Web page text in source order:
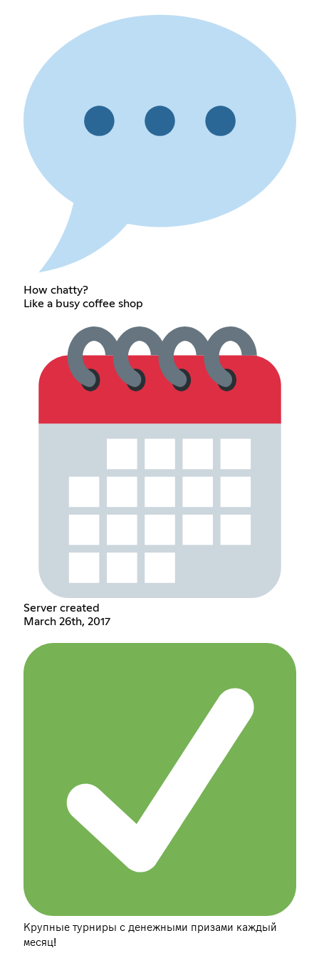
How chatty?
Like a busy coffee shop
Server created
March 26th, 2017
Крупные турниры с денежными призами каждый
месяц!